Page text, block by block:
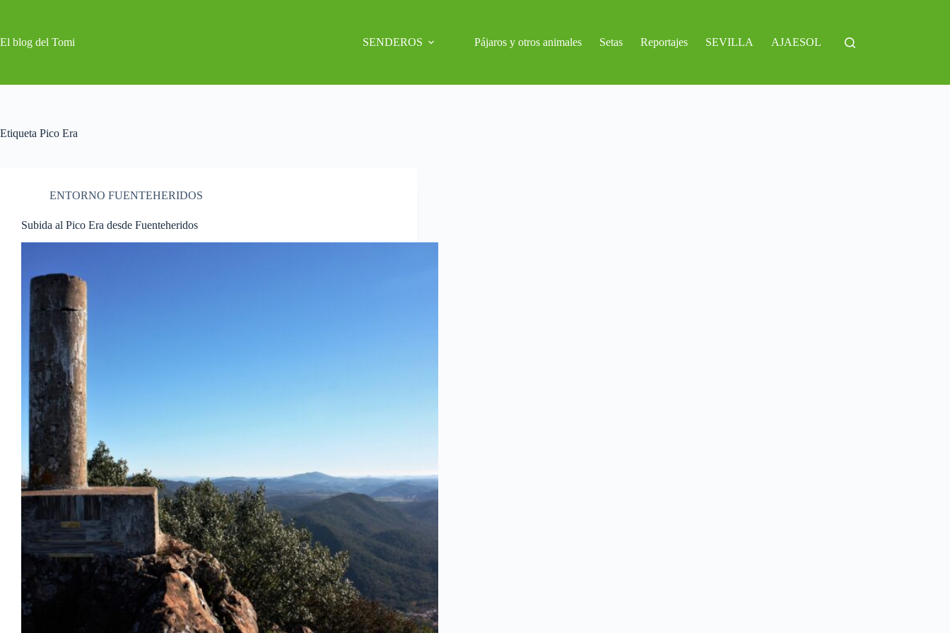
El blog del Tomi
SENDEROS Pájaros y otros animales Setas Reportajes SEVILLA AJAESOL
Etiqueta Pico Era
ENTORNO FUENTEHERIDOS
Subida al Pico Era desde Fuenteheridos